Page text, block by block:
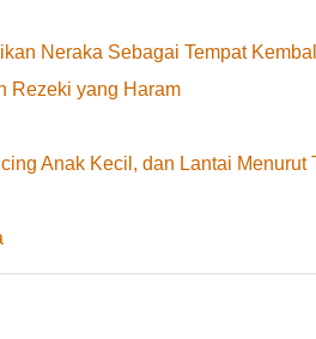
Neraka Sebagai Tempat
Rezeki yang Haram
Anak Kecil, dan Lantai Menurut